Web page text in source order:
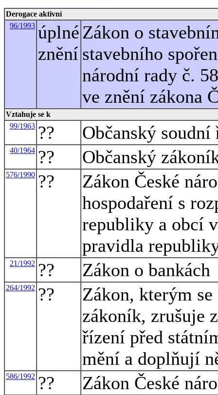
Derogace aktivní
96/1993 úplné
znění
Zákon o
stavebního
národní rady č.
ve znění zákona
Vztahuje se k
99/1963 ?? Občanský soudní
40/1964 ?? Občanský
576/1990 ??
Zákon České
hospodaření s
republiky a obcí
pravidla
21/1992 ?? Zákon o bankách
264/1992 ??
Zákon, kterým
zákoník, zrušuje
řízení před
mění a doplňují
586/1992 ?? Zákon České